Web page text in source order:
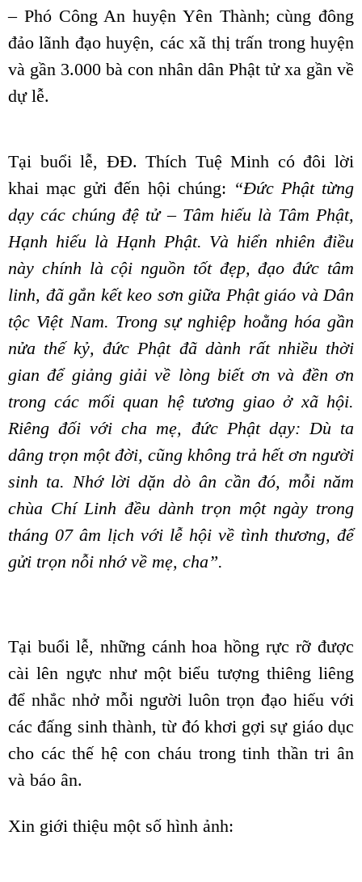
– Phó Công An huyện Yên Thành; cùng đông
đảo lãnh đạo huyện, các xã thị trấn trong huyện
và gần 3.000 bà con nhân dân Phật tử xa gần về
dự lễ.
Tại buổi lễ, ĐĐ. Thích Tuệ Minh có đôi lời
khai mạc gửi đến hội chúng: “Đức Phật từng
dạy các chúng đệ tử – Tâm hiếu là Tâm Phật,
Hạnh hiếu là Hạnh Phật. Và hiển nhiên điều
này chính là cội nguồn tốt đẹp, đạo đức tâm
linh, đã gắn kết keo sơn giữa Phật giáo và Dân
tộc Việt Nam. Trong sự nghiệp hoằng hóa gần
nửa thế kỷ, đức Phật đã dành rất nhiều thời
gian để giảng giải về lòng biết ơn và đền ơn
trong các mối quan hệ tương giao ở xã hội.
Riêng đối với cha mẹ, đức Phật dạy: Dù ta
dâng trọn một đời, cũng không trả hết ơn người
sinh ta. Nhớ lời dặn dò ân cần đó, mỗi năm
chùa Chí Linh đều dành trọn một ngày trong
tháng 07 âm lịch với lễ hội về tình thương, để
gửi trọn nỗi nhớ về mẹ, cha”.
Tại buổi lễ, những cánh hoa hồng rực rỡ được
cài lên ngực như một biểu tượng thiêng liêng
để nhắc nhở mỗi người luôn trọn đạo hiếu với
các đấng sinh thành, từ đó khơi gợi sự giáo dục
cho các thế hệ con cháu trong tinh thần tri ân
và báo ân.
Xin giới thiệu một số hình ảnh: